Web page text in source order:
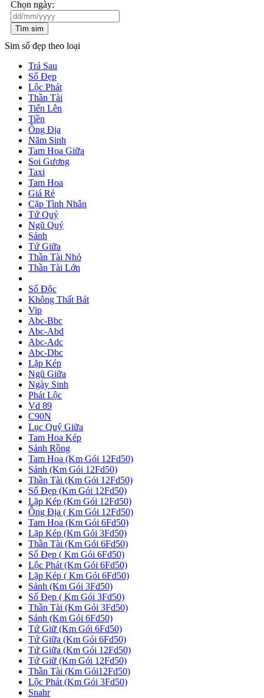
Chọn ngày:
Tìm sim
Sim số đẹp theo loại
Trả Sau
Số Đẹp
Lộc Phát
Thần Tài
Tiến Lên
Tiền
Ông Địa
Năm Sinh
Tam Hoa Giữa
Soi Gương
Taxi
Tam Hoa
Giá Rẻ
Cặp Tình Nhân
Tứ Quý
Ngũ Quý
Sảnh
Tứ Giữa
Thần Tài Nhỏ
Thần Tài Lớn
Số Độc
Không Thất Bát
Vip
Abc-Bbc
Abc-Abd
Abc-Adc
Abc-Dbc
Lặp Kép
Ngũ Giữa
Ngày Sinh
Phát Lộc
Vd 89
C90N
Lục Quý Giữa
Tam Hoa Kép
Sảnh Rồng
Tam Hoa (Km Gói 12Fd50)
Sảnh (Km Gói 12Fd50)
Thần Tài (Km Gói 12Fd50)
Số Đẹp (Km Gói 12Fd50)
Lặp Kép (Km Gói 12Fd50)
Ông Địa ( Km Gói 12Fd50)
Tam Hoa (Km Gói 6Fd50)
Lặp Kép (Km Gói 3Fd50)
Thần Tài (Km Gói 6Fd50)
Số Đẹp ( Km Gói 6Fd50)
Lộc Phát (Km Gói 6Fd50)
Lặp Kép ( Km Gói 6Fd50)
Sảnh (Km Gói 3Fd50)
Số Đẹp ( Km Gói 3Fd50)
Thần Tài (Km Gói 3Fd50)
Sảnh (Km Gói 6Fd50)
Tứ Giữ (Km Gói 6Fd50)
Tứ Giữa (Km Gói 6Fd50)
Tứ Giữa (Km Gói 12Fd50)
Tứ Giữ (Km Gói 12Fd50)
Thần Tài (Km Gói12Fd50)
Lộc Phát (Km Gói 3Fd50)
Snahr